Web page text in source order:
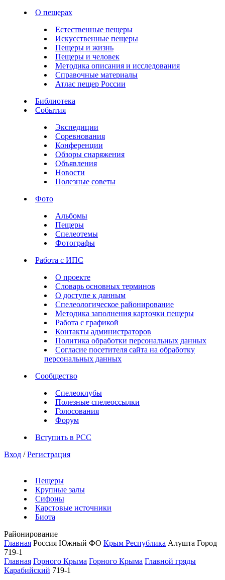
О пещерах
Естественные пещеры
Искусственные пещеры
Пещеры и жизнь
Пещеры и человек
Методика описания и исследования
Справочные материалы
Атлас пещер России
Библиотека
События
Экспедиции
Соревнования
Конференции
Обзоры снаряжения
Объявления
Новости
Полезные советы
Фото
Альбомы
Пещеры
Спелеотемы
Фотографы
Работа с ИПС
О проекте
Словарь основных терминов
О доступе к данным
Спелеологическое районирование
Методика заполнения карточки пещеры
Работа с графикой
Контакты администраторов
Политика обработки персональных данных
Согласие посетителя сайта на обработку
персональных данных
Сообщество
Спелеоклубы
Полезные спелеоссылки
Голосования
Форум
Вступить в РСС
Вход / Регистрация
Пещеры
Крупные залы
Сифоны
Карстовые источники
Биота
Районирование
Главная Россия Южный ФО Крым Республика Алушта Город
719-1
Главная Горного Крыма Горного Крыма Главной гряды
Карабийский 719-1